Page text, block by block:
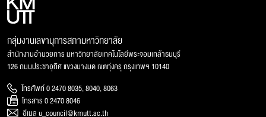
กลุ่มงานเลขานุการสภามหาวิทยาลัย
สำนักงานอำนวยการ มหาวิทยาลัยเทคโนโลยีพระจอมเกล้าธนบุรี
126 ถนนประชาอุทิศ แขวงบางมด เขตทุ่งครุ กรุงเทพฯ 10140
โทรศัพท์ 0 2470 8035, 8040, 8063
โทรสาร 0 2470 8046
อีเมล u_council@kmutt.ac.th